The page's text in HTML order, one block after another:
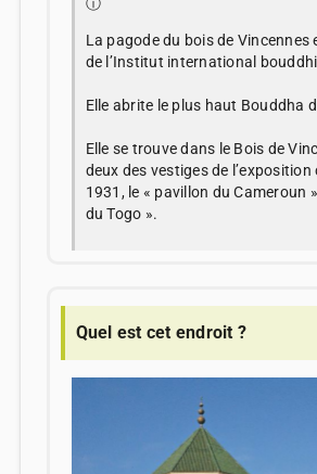
La pagode du bois de Vincennes
de l’Institut international
Elle abrite le plus haut Bouddha
Elle se trouve dans le Bois de
deux des vestiges de l’exposition
1931, le « pavillon du Cameroun
du Togo ».
Quel est cet endroit ?